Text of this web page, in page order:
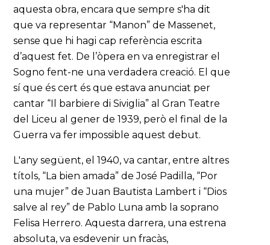
aquesta obra, encara que sempre s'ha dit
que va representar “Manon” de Massenet,
sense que hi hagi cap referència escrita
d’aquest fet. De l’òpera en va enregistrar el
Sogno fent-ne una verdadera creació. El que
sí que és cert és que estava anunciat per
cantar “Il barbiere di Siviglia” al Gran Teatre
del Liceu al gener de 1939, però el final de la
Guerra va fer impossible aquest debut.
L'any següent, el 1940, va cantar, entre altres
títols, “La bien amada” de José Padilla, “Por
una mujer” de Juan Bautista Lambert i “Dios
salve al rey” de Pablo Luna amb la soprano
Felisa Herrero. Aquesta darrera, una estrena
absoluta, va esdevenir un fracàs,